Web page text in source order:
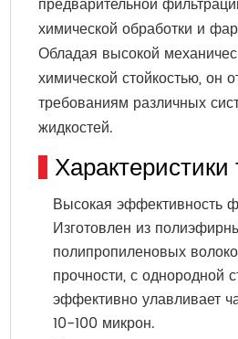
химической обработки и
Обладая высокой
химической стойкостью, он
требованиям различных
жидкостей.
Характеристики
Высокая эффективность
Изготовлен из
полипропиленовых
прочности, с однородной
эффективно улавливает
10-100 микрон.